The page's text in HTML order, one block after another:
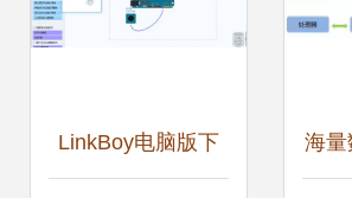
LinkBoy电脑版下 海量